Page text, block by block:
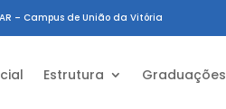
– Campus de União da Vitória
Estrutura Graduações